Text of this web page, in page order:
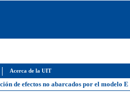
Acerca de la UIT
de efectos no abarcados por el modelo E